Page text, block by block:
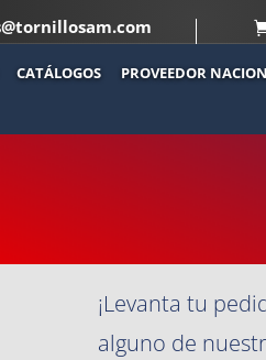
CATÁLOGOS PROVEEDOR
– M12 X 50
¡Levanta tu
alguno de